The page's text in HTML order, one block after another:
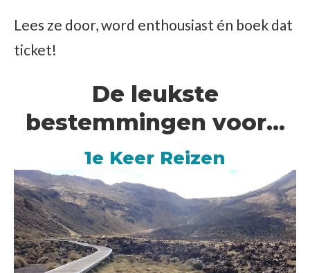
Lees ze door, word enthousiast én boek dat
ticket!
De leukste
bestemmingen voor…
1e Keer Reizen